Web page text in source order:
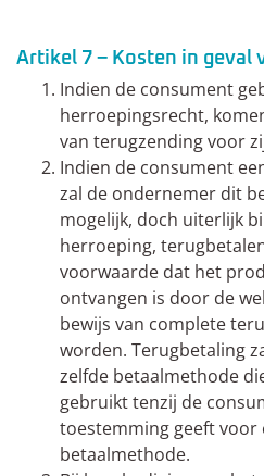
Artikel 7 – Kosten in geval
Indien de consument
herroepingsrecht,
van terugzending voor
Indien de consument
zal de ondernemer dit
mogelijk, doch uiterlijk
herroeping,
voorwaarde dat het
ontvangen is door de
bewijs van complete
worden. Terugbetaling
zelfde betaalmethode
gebruikt tenzij de
toestemming geeft voor
betaalmethode.